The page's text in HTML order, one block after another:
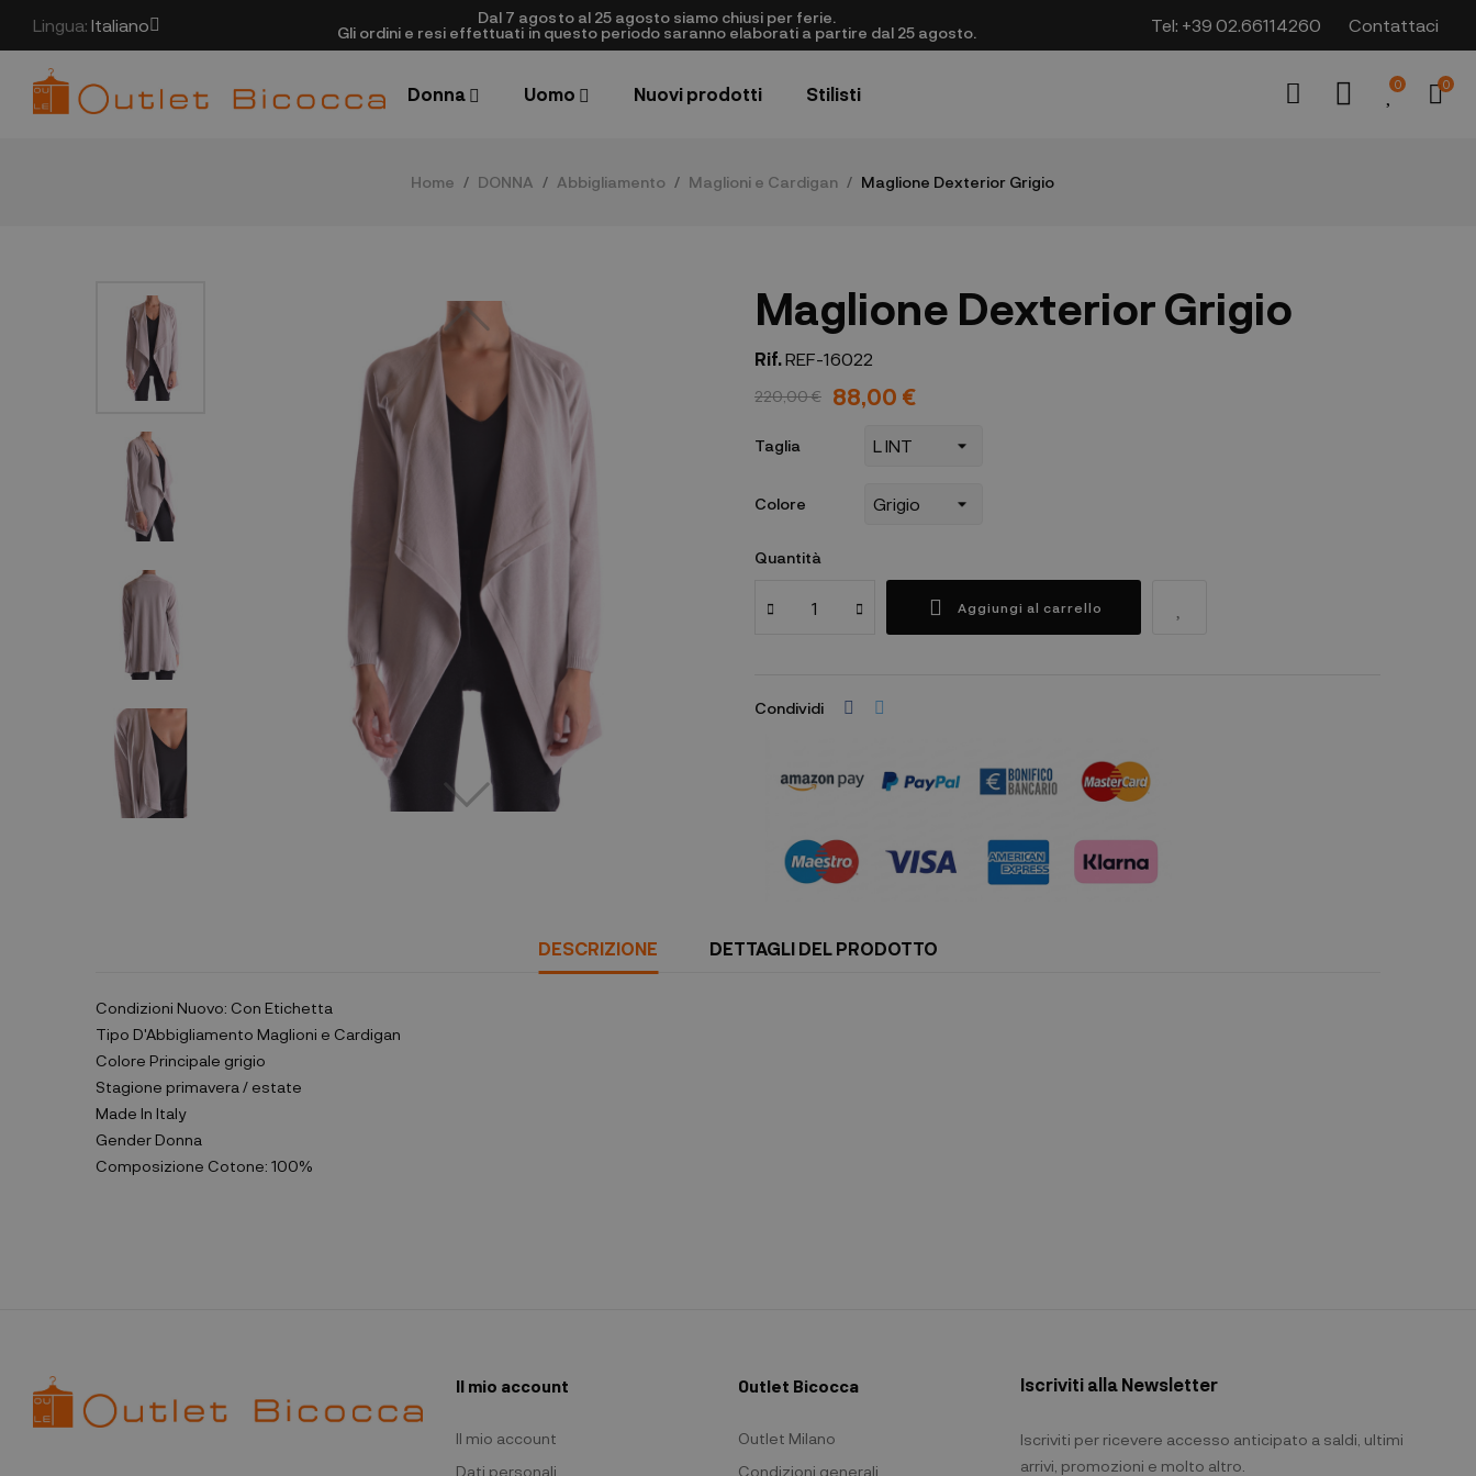
Lingua: Italiano
Dal 7 agosto al 25 agosto siamo chiusi per ferie.
Gli ordini e resi effettuati in questo periodo saranno elaborati a partire dal 25 agosto.
Tel: +39 02.66114260 Contattaci
Donna Uomo Nuovi prodotti Stilisti 0 0
Home DONNA Abbigliamento Maglioni e Cardigan Maglione Dexterior Grigio
Maglione Dexterior Grigio
Rif.REF-16022
220,00 € 88,00 €
Taglia
Colore
Quantità
Aggiungi al carrello
Condividi
DESCRIZIONE DETTAGLI DEL PRODOTTO
Condizioni Nuovo: Con Etichetta
Tipo D'Abbigliamento Maglioni e Cardigan
Colore Principale grigio
Stagione primavera / estate
Made In Italy
Gender Donna
Composizione Cotone: 100%
Il mio account
Il mio account
Dati personali
Outlet Bicocca
Outlet Milano
Condizioni generali
Iscriviti alla Newsletter
Iscriviti per ricevere accesso anticipato a saldi, ultimi
arrivi, promozioni e molto altro.